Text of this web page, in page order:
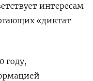
интересам
«диктат
году,